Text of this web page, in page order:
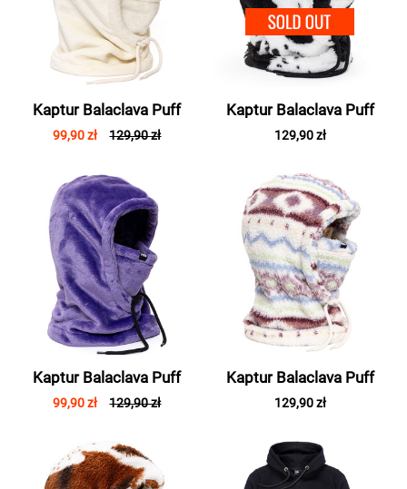
Kaptur Balaclava Puff
99,90 zł 129,90 zł
Kaptur Balaclava Puff
129,90 zł
Kaptur Balaclava Puff
99,90 zł 129,90 zł
Kaptur Balaclava Puff
129,90 zł